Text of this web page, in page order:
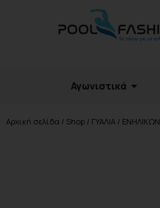
Αγωνιστικά
Αρχική σελίδα / Shop / ΓΥΑΛΙΑ / ΕΝΗΛΙΚΩΝ